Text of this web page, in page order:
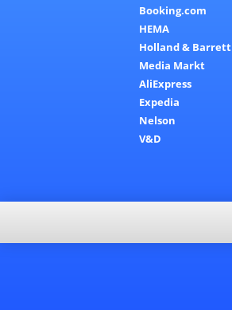
Booking.com
HEMA
Holland & Barrett
Media Markt
AliExpress
Expedia
Nelson
V&D